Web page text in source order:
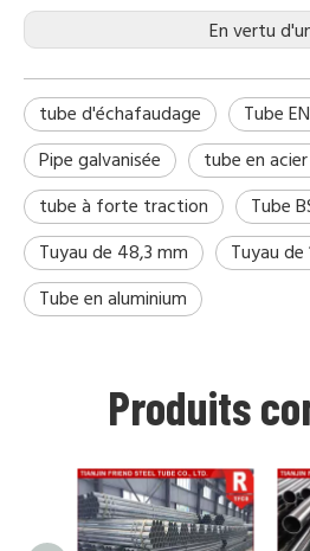
En vertu
tube d'échafaudage
Tube
Pipe galvanisée
tube en
tube à forte traction
Tube
Tuyau de 48,3 mm
Tuyau de
Tube en aluminium
Produits